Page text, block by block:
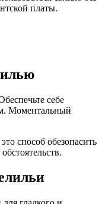
платы.
себе
Моментальный
способ обезопасить